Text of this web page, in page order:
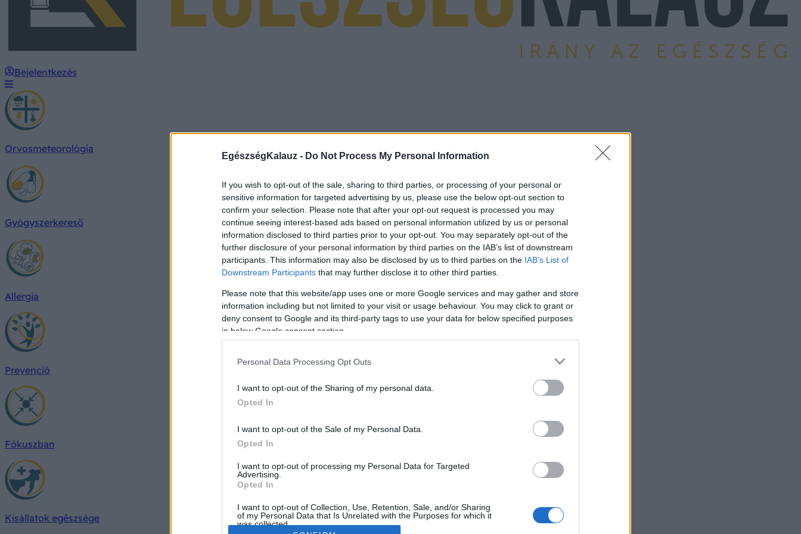
EgészségKalauz - Do Not Process My Personal Information
If you wish to opt-out of the sale, sharing to third parties, or processing of your personal or
sensitive information for targeted advertising by us, please use the below opt-out section to
confirm your selection. Please note that after your opt-out request is processed you may
continue seeing interest-based ads based on personal information utilized by us or personal
information disclosed to third parties prior to your opt-out. You may separately opt-out of the
further disclosure of your personal information by third parties on the IAB’s list of downstream
participants. This information may also be disclosed by us to third parties on the IAB’s List of
Downstream Participants that may further disclose it to other third parties.
Please note that this website/app uses one or more Google services and may gather and store
information including but not limited to your visit or usage behaviour. You may click to grant or
deny consent to Google and its third-party tags to use your data for below specified purposes
in below Google consent section.
Personal Data Processing Opt Outs
I want to opt-out of the Sharing of my personal data.
Opted In
I want to opt-out of the Sale of my Personal Data.
Opted In
I want to opt-out of processing my Personal Data for Targeted
Advertising.
Opted In
I want to opt-out of Collection, Use, Retention, Sale, and/or Sharing
of my Personal Data that Is Unrelated with the Purposes for which it
was collected.
Bejelentkezés
Orvosmeteorológia
Gyógyszerkereső
Allergia
Prevenció
Fókuszban
Kisállatok egészsége